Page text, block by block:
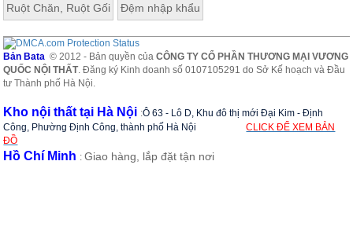
Ruột Chăn, Ruột Gối Đệm nhập khẩu
Bản Bata © 2012 - Bản quyền củaCÔNG TY CỔ PHẦN THƯƠNG MẠI VƯƠNG
QUỐC NỘI THẤT. Đăng ký Kinh doanh số 0107105291 do Sở Kế hoạch và Đầu
tư Thành phố Hà Nội.
Kho nội thất tại Hà Nội :Ô 63 - Lô D, Khu đô thị mới Đại Kim - Định
Công, Phường Định Công, thành phố Hà Nội
CLICK ĐỂ XEM BẢN
ĐỒ
Hồ Chí Minh :Giao hàng, lắp đặt tận nơi